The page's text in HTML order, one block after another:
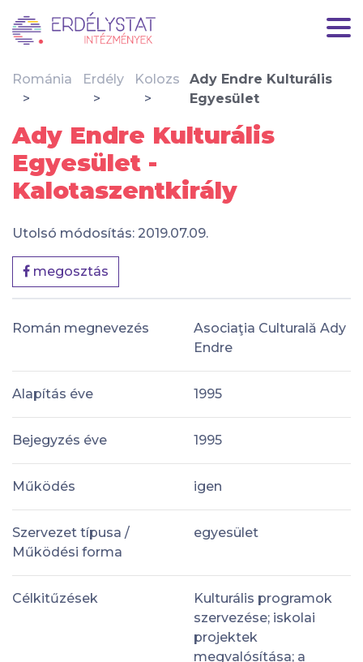
Románia Erdély Kolozs
Ady Endre Kulturális
Egyesület
Ady Endre Kulturális
Egyesület -
Kalotaszentkirály
Utolsó módosítás: 2019.07.09.
megosztás
Román megnevezés
Asociaţia Culturală Ady
Endre
Alapítás éve 1995
Bejegyzés éve 1995
Működés igen
Szervezet típusa /
Működési forma
egyesület
Célkitűzések
Kulturális programok
szervezése; iskolai
projektek
megvalósítása; a